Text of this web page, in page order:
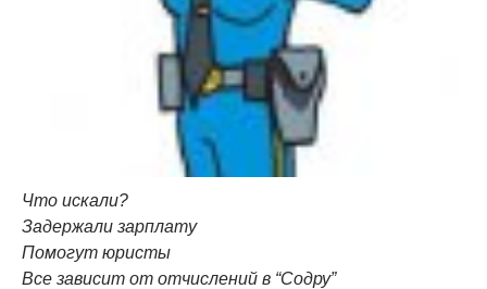
Что искали?
Задержали зарплату
Помогут юристы
Все зависит от отчислений в “Содру”